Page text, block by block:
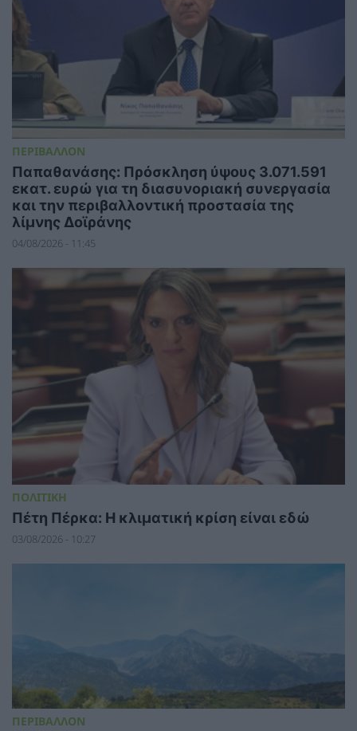
ΠΕΡΙΒΑΛΛΟΝ
Παπαθανάσης: Πρόσκληση ύψους 3.071.591
εκατ. ευρώ για τη διασυνοριακή συνεργασία
και την περιβαλλοντική προστασία της
λίμνης Δοϊράνης
04/08/2026 - 11:45
ΠΟΛΙΤΙΚΗ
Πέτη Πέρκα: Η κλιματική κρίση είναι εδώ
03/08/2026 - 10:27
ΠΕΡΙΒΑΛΛΟΝ